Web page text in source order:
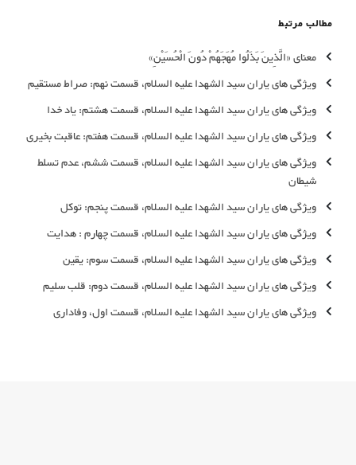
مطالب مرتبط
معنای «الَّذِینَ بَذَلُوا مُهَجَهُمْ دُونَ الْحُسَیْنِ»
ویژگی های یاران سید الشهدا علیه السلام، قسمت نهم: صراط مستقیم
ویژگی های یاران سید الشهدا علیه السلام، قسمت هشتم: یاد خدا
ویژگی های یاران سید الشهدا علیه السلام، قسمت هفتم: عاقبت بخیری
ویژگی های یاران سید الشهدا علیه السلام، قسمت ششم، عدم تسلط
شیطان
ویژگی های یاران سید الشهدا علیه السلام، قسمت پنجم: توکل
ویژگی های یاران سید الشهدا علیه السلام، قسمت چهارم : هدایت
ویژگی های یاران سید الشهدا علیه السلام، قسمت سوم: یقین
ویژگی های یاران سید الشهدا علیه السلام، قسمت دوم: قلب سلیم
ویژگی های یاران سید الشهدا علیه السلام، قسمت اول، وفاداری